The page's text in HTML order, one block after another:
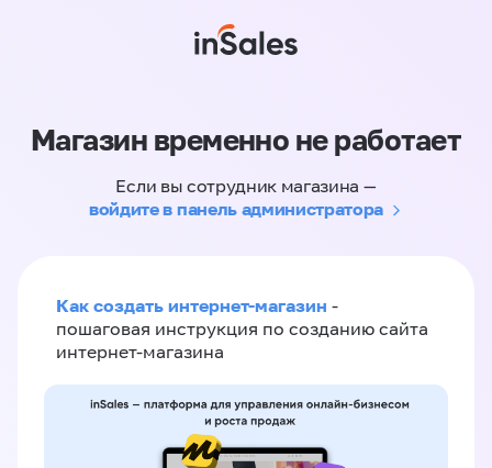
Магазин временно не работает
Если вы сотрудник магазина —
войдите в панель администратора
Как создать интернет-магазин -
пошаговая инструкция по созданию сайта
интернет-магазина